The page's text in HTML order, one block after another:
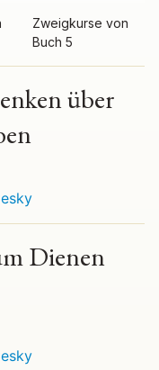
Zweigkurse von
Buch 5
über
Dienen